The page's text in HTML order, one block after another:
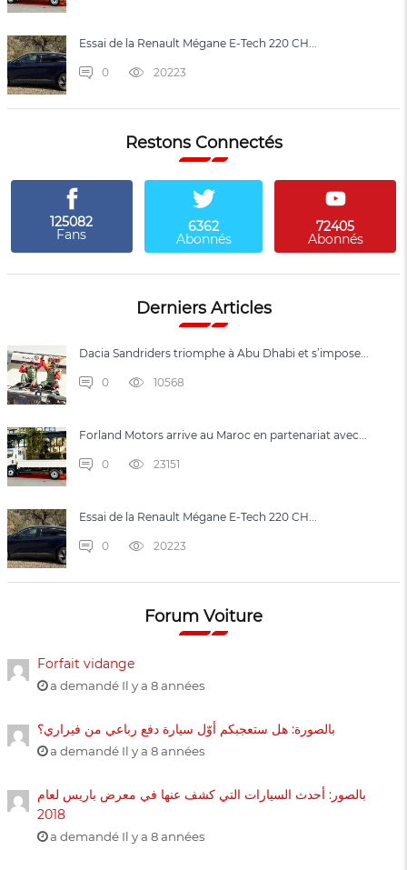
Essai de la Renault Mégane E-Tech 220 CH...
0 20223
Restons Connectés
125082
Fans 6362
Abonnés
72405
Abonnés
Derniers Articles
Dacia Sandriders triomphe à Abu Dhabi et s’impose...
0 10568
Forland Motors arrive au Maroc en partenariat avec...
0 23151
Essai de la Renault Mégane E-Tech 220 CH...
0 20223
Forum Voiture
Forfait vidange
a demandé Il y a 8 années
بالصورة: هل ستعجبكم أوّل سيارة دفع رباعي من فيراري؟
a demandé Il y a 8 années
بالصور: أحدث السيارات التي كشف عنها في معرض باريس لعام
2018
a demandé Il y a 8 années